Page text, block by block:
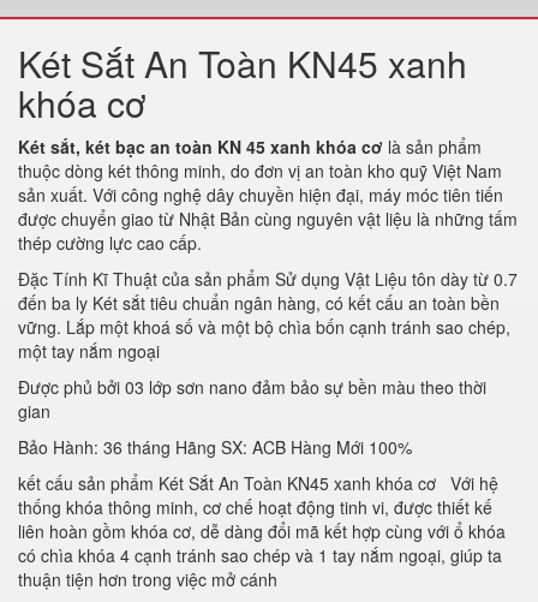
Két Sắt An Toàn KN45 xanh
khóa cơ
Két sắt, két bạc an toàn KN 45 xanh khóa cơ là sản phẩm
thuộc dòng két thông minh, do đơn vị an toàn kho quỹ Việt Nam
sản xuất. Với công nghệ dây chuyền hiện đại, máy móc tiên tiến
được chuyển giao từ Nhật Bản cùng nguyên vật liệu là những tấm
thép cường lực cao cấp.
Đặc Tính Kĩ Thuật của sản phẩm Sử dụng Vật Liệu tôn dày từ 0.7
đến ba ly Két sắt tiêu chuẩn ngân hàng, có kết cấu an toàn bền
vững. Lắp một khoá số và một bộ chìa bốn cạnh tránh sao chép,
một tay nắm ngoại
Được phủ bởi 03 lớp sơn nano đảm bảo sự bền màu theo thời
gian
Bảo Hành: 36 tháng Hãng SX: ACB Hàng Mới 100%
kết cấu sản phẩm Két Sắt An Toàn KN45 xanh khóa cơ Với hệ
thống khóa thông minh, cơ chế hoạt động tinh vi, được thiết kế
liên hoàn gồm khóa cơ, dễ dàng đổi mã kết hợp cùng với ổ khóa
có chìa khóa 4 cạnh tránh sao chép và 1 tay nắm ngoại, giúp ta
thuận tiện hơn trong việc mở cánh